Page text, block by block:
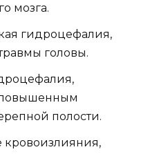
мозга.
гидроцефалия,
головы.
повышенным
полости.
кровоизлияния,